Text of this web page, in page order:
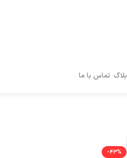
بلاگ تماس با ما
-43%